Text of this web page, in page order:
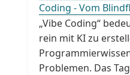
Coding - Vom
„Vibe Coding“
rein mit KI zu
Problemen. Das